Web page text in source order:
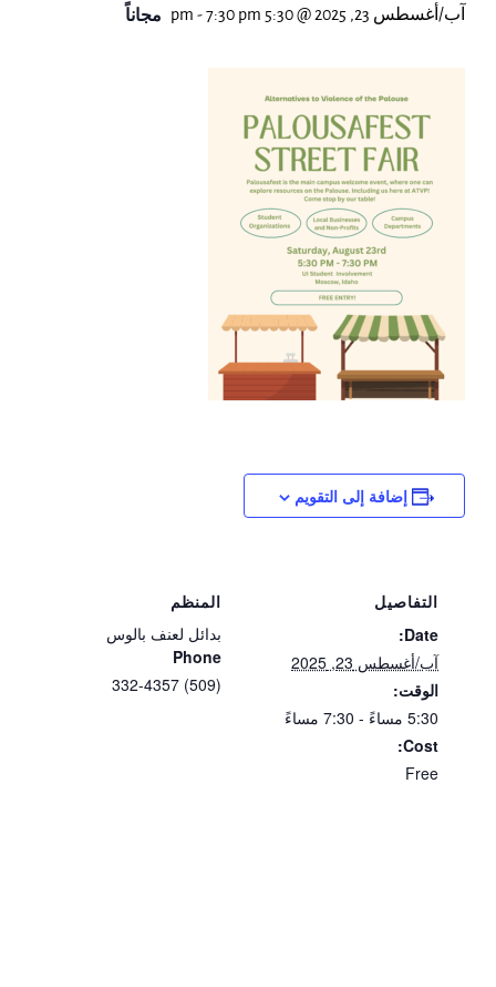
آب/أغسطس 23, 2025 @ 5:30 pm -7:30 pm مجاناً
إضافة إلى التقويم
التفاصيل
Date:
آب/أغسطس 23, 2025
الوقت:
5:30 مساءً - 7:30 مساءً
Cost:
Free
المنظم
بدائل لعنف بالوس
Phone
(509) 332-4357